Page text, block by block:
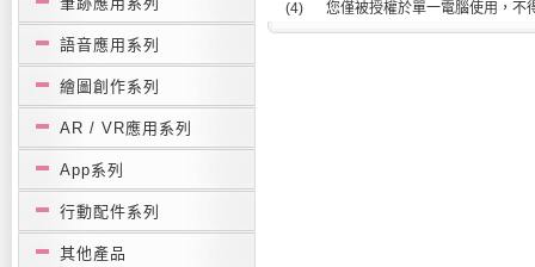
語音應用系列
繪圖創作系列
AR / VR應用系列
App系列
行動配件系列
其他產品
(4)
您僅被授權於單一電腦使用，不